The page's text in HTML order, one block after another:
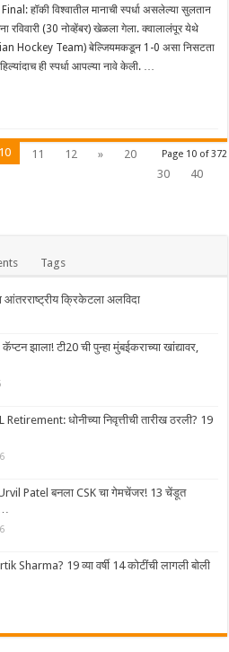
हॉकी विश्वातील मानाची स्पर्धा असलेल्या सुलतान
(30 नोव्हेंबर) खेळला गेला. क्वालालंपूर येथे
Hockey Team) बेल्जियमकडून 1-0 असा निसटता
ही स्पर्धा आपल्या नावे केली. …
Page 10 of 372
10 11 12 »
20
30
40
Tags
क्रिकेटला अलविदा
झाला! टी20 ची पुन्हा मुंबईकराच्या खांद्यावर,
धोनीच्या निवृत्तीची तारीख ठरली? 19
Urvil Patel बनला CSK चा गेमचेंजर! 13 चेंडूत
Sharma? 19 व्या वर्षी 14 कोटींची लागली बोली